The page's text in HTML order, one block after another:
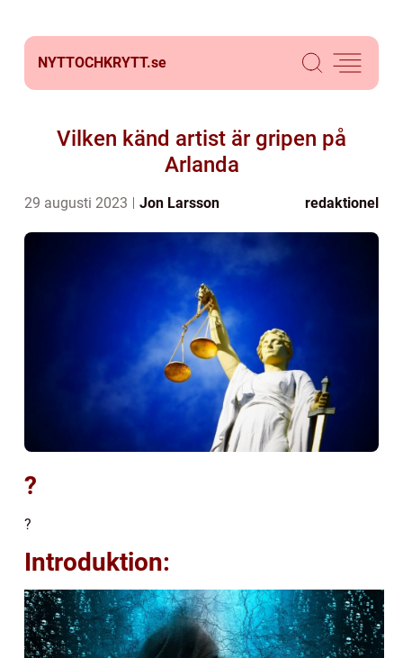
NYTTOCHKRYTT.se
Vilken känd artist är gripen på
Arlanda
29 augusti 2023 Jon Larsson redaktionel
?
?
Introduktion: